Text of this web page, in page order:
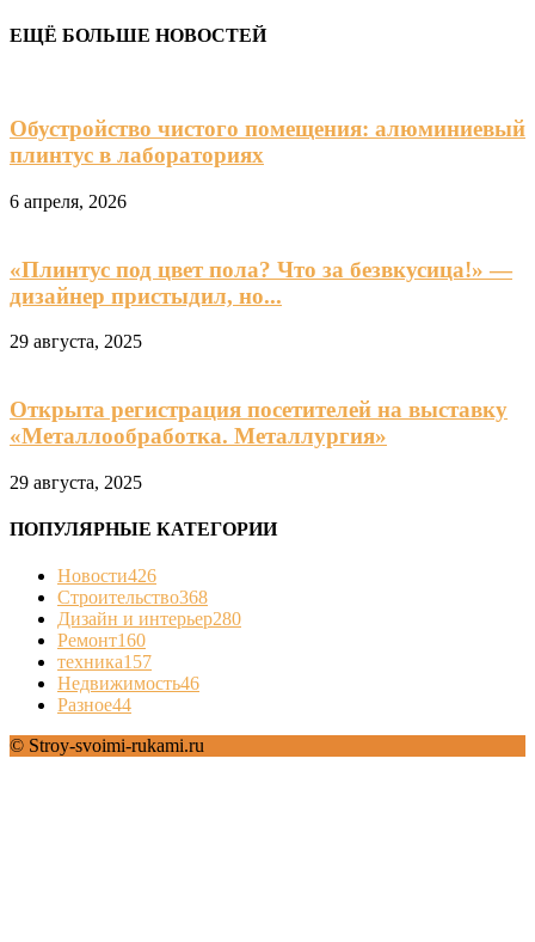
ЕЩЁ БОЛЬШЕ НОВОСТЕЙ
Обустройство чистого помещения: алюминиевый
плинтус в лабораториях
6 апреля, 2026
«Плинтус под цвет пола? Что за безвкусица!» —
дизайнер пристыдил, но...
29 августа, 2025
Открыта регистрация посетителей на выставку
«Металлообработка. Металлургия»
29 августа, 2025
ПОПУЛЯРНЫЕ КАТЕГОРИИ
Новости426
Строительство368
Дизайн и интерьер280
Ремонт160
техника157
Недвижимость46
Разное44
© Stroy-svoimi-rukami.ru